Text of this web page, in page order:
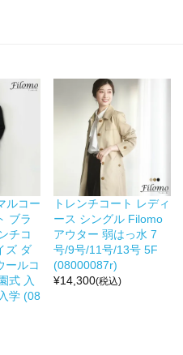
ルコー
ブラ
チコ
ズ ダ
ールコ
式 入
学 (08
トレンチコート レディ
ース シングル Filomo
アウター 弱はっ水 7
号/9号/11号/13号 5F
(08000087r)
¥14,300(税込)